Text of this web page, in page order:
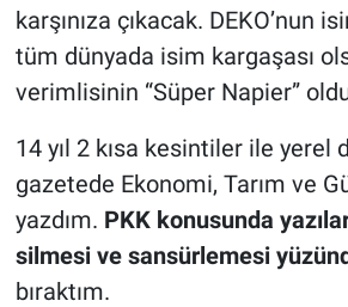
karşınıza çıkacak. DEKO’nun
tüm dünyada isim kargaşası
verimlisinin “Süper Napier”
14 yıl 2 kısa kesintiler ile yerel
gazetede Ekonomi, Tarım ve
yazdım. PKK konusunda
silmesi ve sansürlemesi
bıraktım.